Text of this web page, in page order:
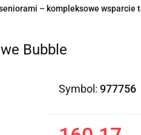
– kompleksowe wsparcie
Bubble
Symbol:977756